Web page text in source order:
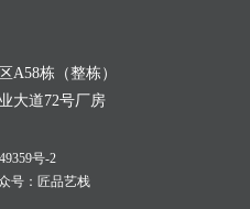
A58栋（整栋）
大道72号厂房
号-2
号：匠品艺栈